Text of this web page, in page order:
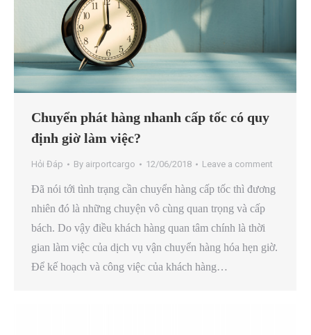
Chuyển phát hàng nhanh cấp tốc có quy
định giờ làm việc?
Hỏi Đáp By airportcargo 12/06/2018 Leave a comment
Đã nói tới tình trạng cần chuyển hàng cấp tốc thì đương
nhiên đó là những chuyện vô cùng quan trọng và cấp
bách. Do vậy điều khách hàng quan tâm chính là thời
gian làm việc của dịch vụ vận chuyển hàng hóa hẹn giờ.
Để kế hoạch và công việc của khách hàng…